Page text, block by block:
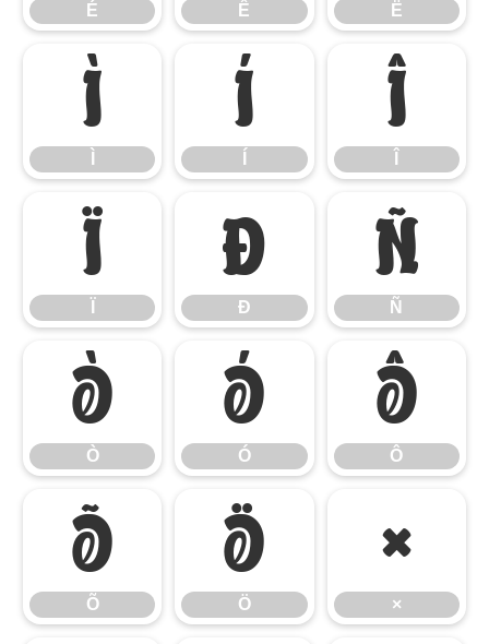
É Ê Ë
Ì Í Î
Ï Ð
Ð
Ñ
Ñ
Ò
Ò
Ó
Ó
Ô
Ô
Õ
Õ
Ö
Ö
×
×